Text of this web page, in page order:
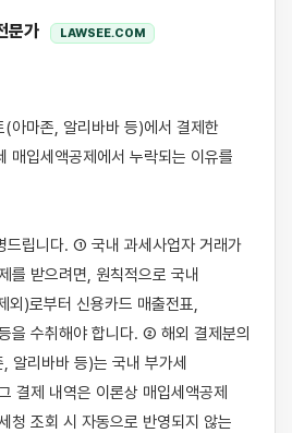
문가 LAWSEE.COM
매입세액공제에서 누락되는 이유를
드립니다. ① 국내 과세사업자 거래가
를 받으려면, 원칙적으로 국내
외)로부터 신용카드 매출전표,
을 수취해야 합니다. ② 해외 결제분의
알리바바 등)는 국내 부가세
결제 내역은 이론상 매입세액공제
청 조회 시 자동으로 반영되지 않는